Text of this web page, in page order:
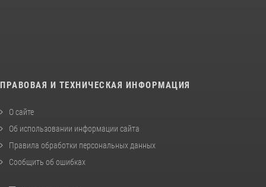
ПРАВОВАЯ И ТЕХНИЧЕСКАЯ ИНФОРМАЦИЯ
О сайте
Об использовании информации сайта
Правила обработки персональных данных
Сообщить об ошибках